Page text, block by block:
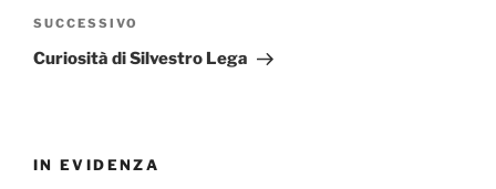
Articolo
successivo
SUCCESSIVO
Curiosità di Silvestro Lega
IN EVIDENZA